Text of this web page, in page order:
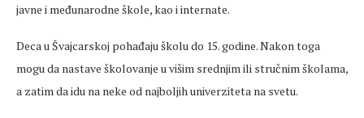
javne i međunarodne škole, kao i internate.
Deca u Švajcarskoj pohađaju školu do 15. godine. Nakon toga
mogu da nastave školovanje u višim srednjim ili stručnim školama,
a zatim da idu na neke od najboljih univerziteta na svetu.